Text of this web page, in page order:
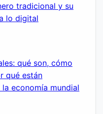
tradicional y su
lo digital
qué son, cómo
qué están
economía mundial